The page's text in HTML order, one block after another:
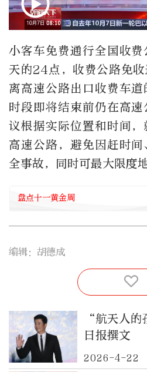
小客车免费通行全国收
天的24点，收费公路免
离高速公路出口收费车
时段即将结束前仍在高
议根据实际位置和时间
高速公路，避免因赶时
全事故，同时可最大限度
盘点十一黄金周
编辑：胡德成
“航天人
日报撰文
2026-4-22